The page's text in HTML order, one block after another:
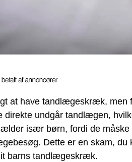
at have tandlægeskræk, men
undgår tandlægen,
især børn, fordi de måske
Dette er en skam,
barns tandlægeskræk.